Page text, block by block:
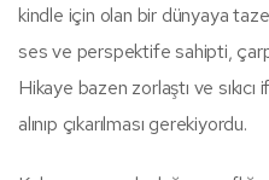
kindle için olan bir dünyaya
ses ve perspektife sahipti,
Hikaye bazen zorlaştı ve
alınıp çıkarılması gerekiyordu.